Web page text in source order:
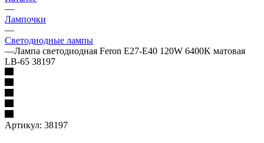
—
Лампочки
—
Светодиодные лампы
—Лампа светодиодная Feron E27-E40 120W 6400K матовая
LB-65 38197
Артикул: 38197